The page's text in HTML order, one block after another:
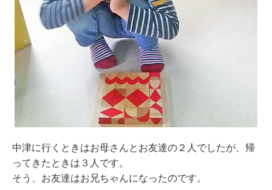
中津に行くときはお母さんとお友達の２人でしたが、帰
ってきたときは３人です。
そう、お友達はお兄ちゃんになったのです。